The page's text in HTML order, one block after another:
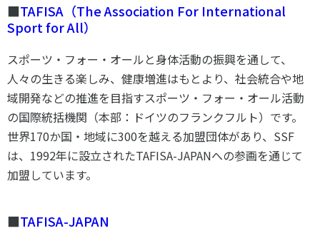
■TAFISA （The Association For International
Sport for All）
スポーツ・フォー・オールと身体活動の振興を通して、
人々の生きる楽しみ、健康増進はもとより、社会統合や地
域開発などの推進を目指すスポーツ・フォー・オール活動
の国際統括機関（本部：ドイツのフランクフルト）です。
世界170か国・地域に300を越える加盟団体があり、 SSF
は、 1992年に設立されたTAFISA-JAPANへの参画を通じて
加盟しています。
■TAFISA-JAPAN